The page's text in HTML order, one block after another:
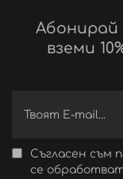
Абонирай
вземи
Съгласен съм
се